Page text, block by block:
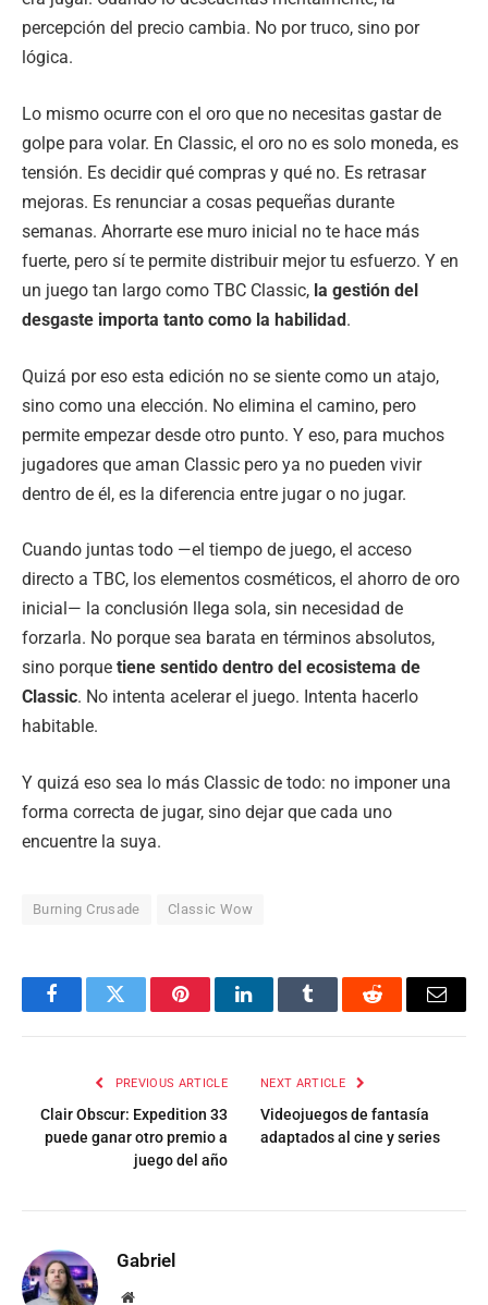
percepción del precio cambia. No por truco, sino por
lógica.
Lo mismo ocurre con el oro que no necesitas gastar de
golpe para volar. En Classic, el oro no es solo moneda, es
tensión. Es decidir qué compras y qué no. Es retrasar
mejoras. Es renunciar a cosas pequeñas durante
semanas. Ahorrarte ese muro inicial no te hace más
fuerte, pero sí te permite distribuir mejor tu esfuerzo. Y en
un juego tan largo como TBC Classic, la gestión del
desgaste importa tanto como la habilidad.
Quizá por eso esta edición no se siente como un atajo,
sino como una elección. No elimina el camino, pero
permite empezar desde otro punto. Y eso, para muchos
jugadores que aman Classic pero ya no pueden vivir
dentro de él, es la diferencia entre jugar o no jugar.
Cuando juntas todo —el tiempo de juego, el acceso
directo a TBC, los elementos cosméticos, el ahorro de oro
inicial— la conclusión llega sola, sin necesidad de
forzarla. No porque sea barata en términos absolutos,
sino porque tiene sentido dentro del ecosistema de
Classic. No intenta acelerar el juego. Intenta hacerlo
habitable.
Y quizá eso sea lo más Classic de todo: no imponer una
forma correcta de jugar, sino dejar que cada uno
encuentre la suya.
Burning Crusade Classic Wow
FacebookTwitter PinterestLinkedInTumblr Reddit Email
PREVIOUS ARTICLE
Clair Obscur: Expedition 33
puede ganar otro premio a
juego del año
NEXT ARTICLE
Videojuegos de fantasía
adaptados al cine y series
Gabriel
Website